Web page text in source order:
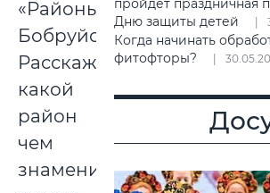
«Районы
Бобруйска».
Расскажем,
какой
район
чем
знаменит,
пройдет праздничная
Дню защиты детей
Когда начинать
фитофторы?